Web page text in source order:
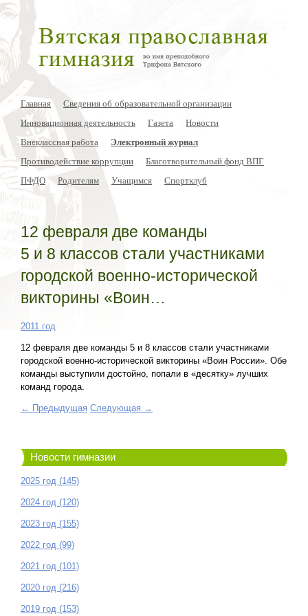
Главная
Сведения об образовательной организации
Инновационная деятельность
Газета
Новости
Внеклассная работа
Электронный журнал
Противодействие коррупции
Благотворительный фонд ВПГ
ПФДО
Родителям Учащимся Спортклуб
12 февраля две команды
5 и 8 классов стали участниками
городской военно-исторической
викторины «Воин…
2011 год
12 февраля две команды 5 и 8 классов стали участниками
городской военно-исторической викторины «Воин России». Обе
команды выступили достойно, попали в «десятку» лучших
команд города.
← Предыдущая Следующая →
Новости гимназии
2025 год (145)
2024 год (120)
2023 год (155)
2022 год (99)
2021 год (101)
2020 год (216)
2019 год (153)